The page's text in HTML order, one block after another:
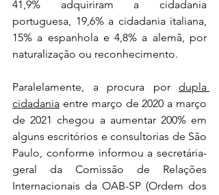
41,9% adquiriram a cidadania
portuguesa, 19,6% a cidadania italiana,
15% a espanhola e 4,8% a alemã, por
naturalização ou reconhecimento.
Paralelamente, a procura por dupla
cidadania entre março de 2020 a março
de 2021 chegou a aumentar 200% em
alguns escritórios e consultorias de São
Paulo, conforme informou a secretária-
geral da Comissão de Relações
Internacionais da OAB-SP (Ordem dos